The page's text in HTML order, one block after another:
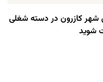
کازرون در دسته شغلی
شوید